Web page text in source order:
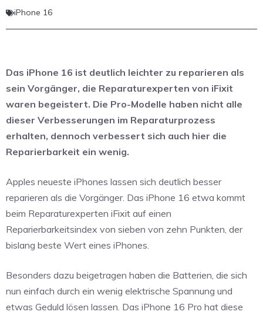
iPhone 16
Das iPhone 16 ist deutlich leichter zu reparieren als
sein Vorgänger, die Reparaturexperten von iFixit
waren begeistert. Die Pro-Modelle haben nicht alle
dieser Verbesserungen im Reparaturprozess
erhalten, dennoch verbessert sich auch hier die
Reparierbarkeit ein wenig.
Apples neueste iPhones lassen sich deutlich besser
reparieren als die Vorgänger. Das iPhone 16 etwa kommt
beim Reparaturexperten iFixit auf einen
Reparierbarkeitsindex von sieben von zehn Punkten, der
bislang beste Wert eines iPhones.
Besonders dazu beigetragen haben die Batterien, die sich
nun einfach durch ein wenig elektrische Spannung und
etwas Geduld lösen lassen. Das iPhone 16 Pro hat diese